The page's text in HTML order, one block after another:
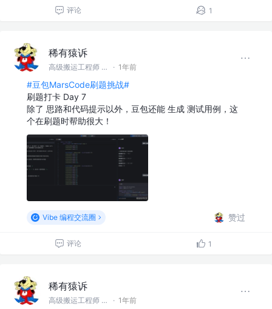
评论 1
稀有猿诉
高级搬运工程师 @稀有猿诉 · 1年前
#豆包MarsCode刷题挑战#
刷题打卡 Day 7
除了 思路和代码提示以外，豆包还能 生成 测试用例，这
个在刷题时帮助很大！
Vibe 编程交流圈 赞过
评论 1
稀有猿诉
高级搬运工程师 @稀有猿诉 · 1年前